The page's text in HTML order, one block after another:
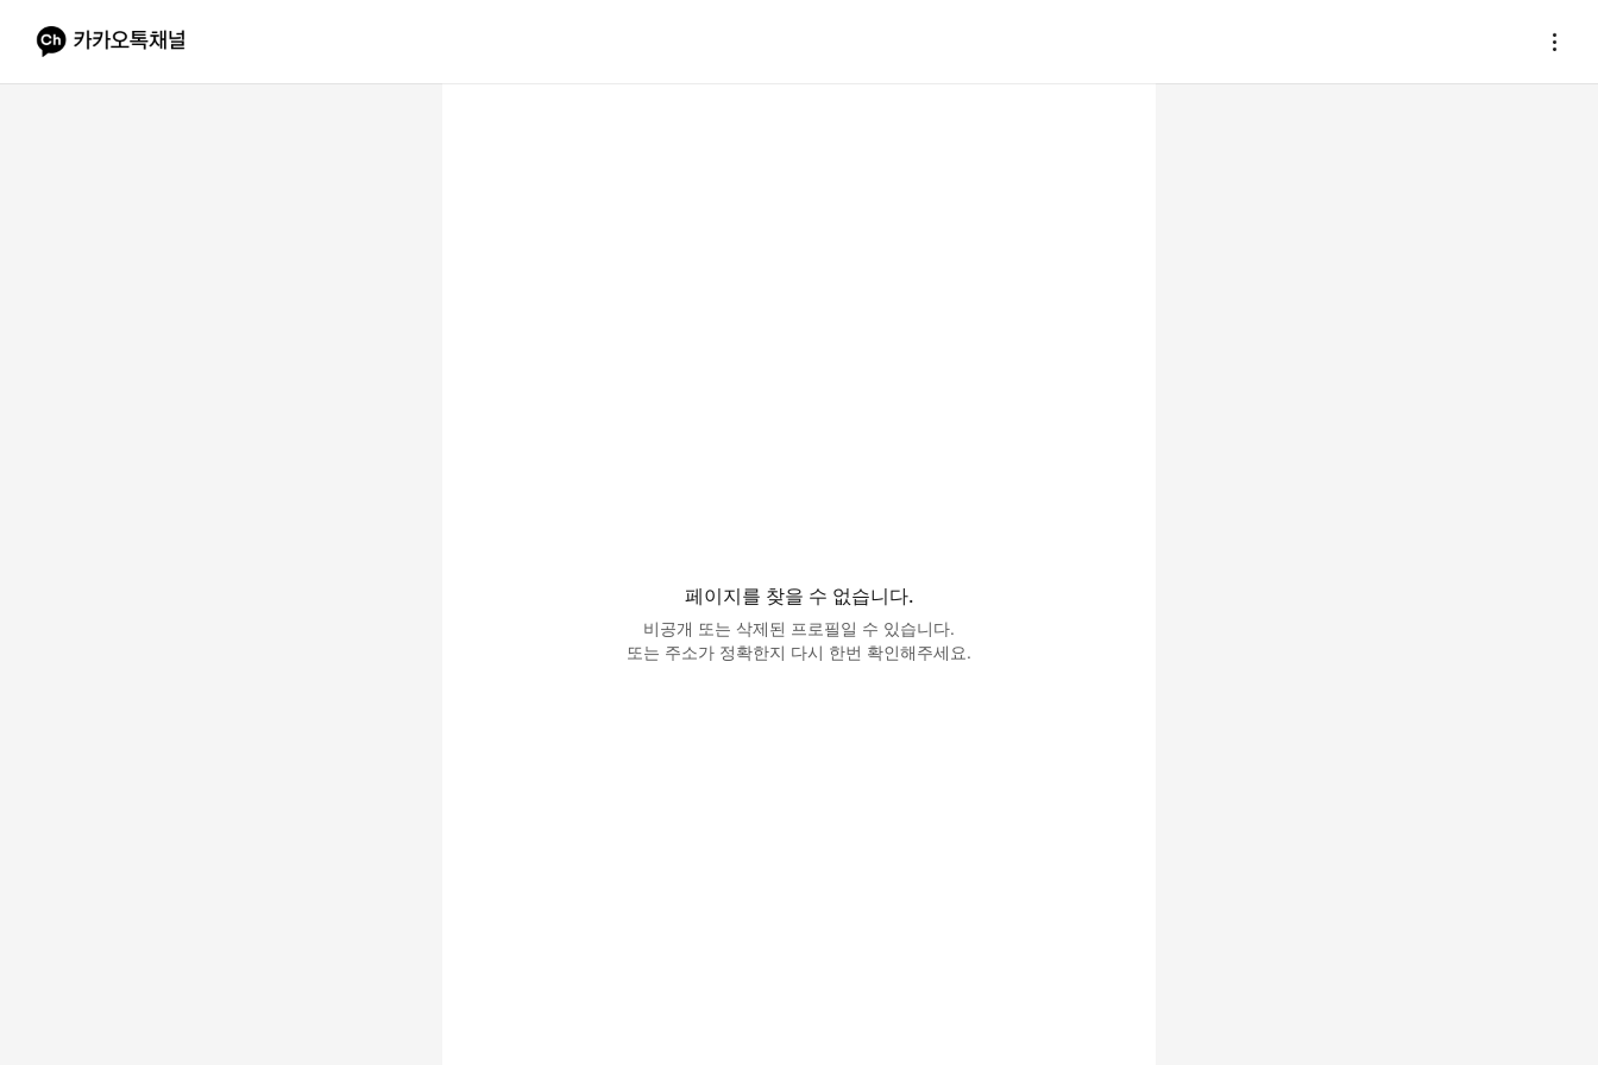
페이지를 찾을 수 없습니다.
비공개 또는 삭제된 프로필일 수 있습니다.
또는 주소가 정확한지 다시 한번 확인해주세요.